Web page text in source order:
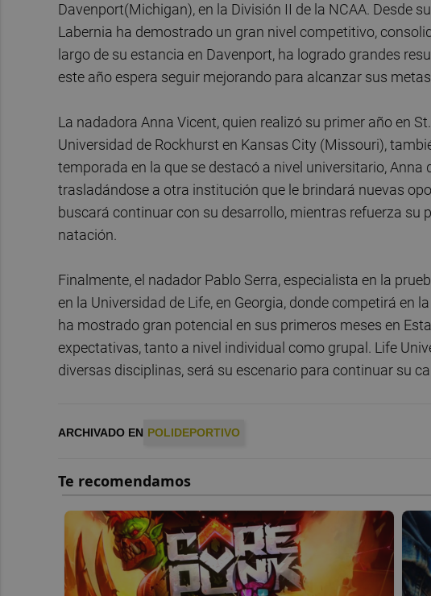
Davenport(Michigan), en la División II de la NCAA. Desde
Labernia ha demostrado un gran nivel competitivo,
largo de su estancia en Davenport, ha logrado grandes
este año espera seguir mejorando para alcanzar sus
La nadadora Anna Vicent, quien realizó su primer año en
Universidad de Rockhurst en Kansas City (Missouri),
temporada en la que se destacó a nivel universitario,
trasladándose a otra institución que le brindará nuevas
buscará continuar con su desarrollo, mientras refuerza su
natación.
Finalmente, el nadador Pablo Serra, especialista en la
en la Universidad de Life, en Georgia, donde competirá en
ha mostrado gran potencial en sus primeros meses en
expectativas, tanto a nivel individual como grupal. Life
diversas disciplinas, será su escenario para continuar su
ARCHIVADO EN POLIDEPORTIVO